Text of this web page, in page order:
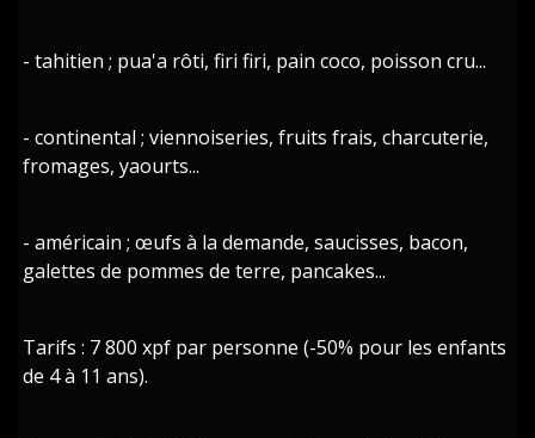
- tahitien ; pua'a rôti, firi firi, pain coco, poisson cru...
- continental ; viennoiseries, fruits frais, charcuterie,
fromages, yaourts...
- américain ; œufs à la demande, saucisses, bacon,
galettes de pommes de terre, pancakes...
Tarifs : 7 800 xpf par personne (-50% pour les enfants
de 4 à 11 ans).